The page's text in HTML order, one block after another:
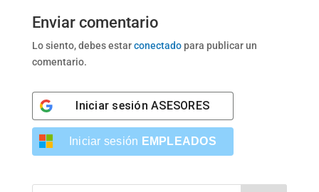
Enviar comentario
Lo siento, debes estarconectadopara publicar un
comentario.
Iniciar sesiónASESORES
Iniciar sesión EMPLEADOS